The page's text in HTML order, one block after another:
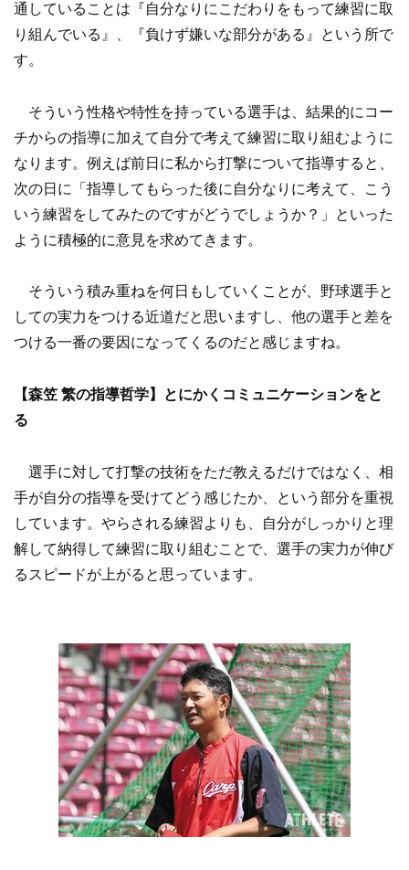
通していることは『自分なりにこだわりをもって練習に取
り組んでいる』、『負けず嫌いな部分がある』という所で
す。
そういう性格や特性を持っている選手は、結果的にコー
チからの指導に加えて自分で考えて練習に取り組むように
なります。例えば前日に私から打撃について指導すると、
次の日に「指導してもらった後に自分なりに考えて、こう
いう練習をしてみたのですがどうでしょうか？」といった
ように積極的に意見を求めてきます。
そういう積み重ねを何日もしていくことが、野球選手と
しての実力をつける近道だと思いますし、他の選手と差を
つける一番の要因になってくるのだと感じますね。
【森笠 繁の指導哲学】
とにかくコミュニケーションをと
る
選手に対して打撃の技術をただ教えるだけではなく、相
手が自分の指導を受けてどう感じたか、という部分を重視
しています。やらされる練習よりも、自分がしっかりと理
解して納得して練習に取り組むことで、選手の実力が伸び
るスピードが上がると思っています。